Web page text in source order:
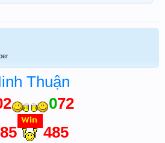
Thuận
072
485